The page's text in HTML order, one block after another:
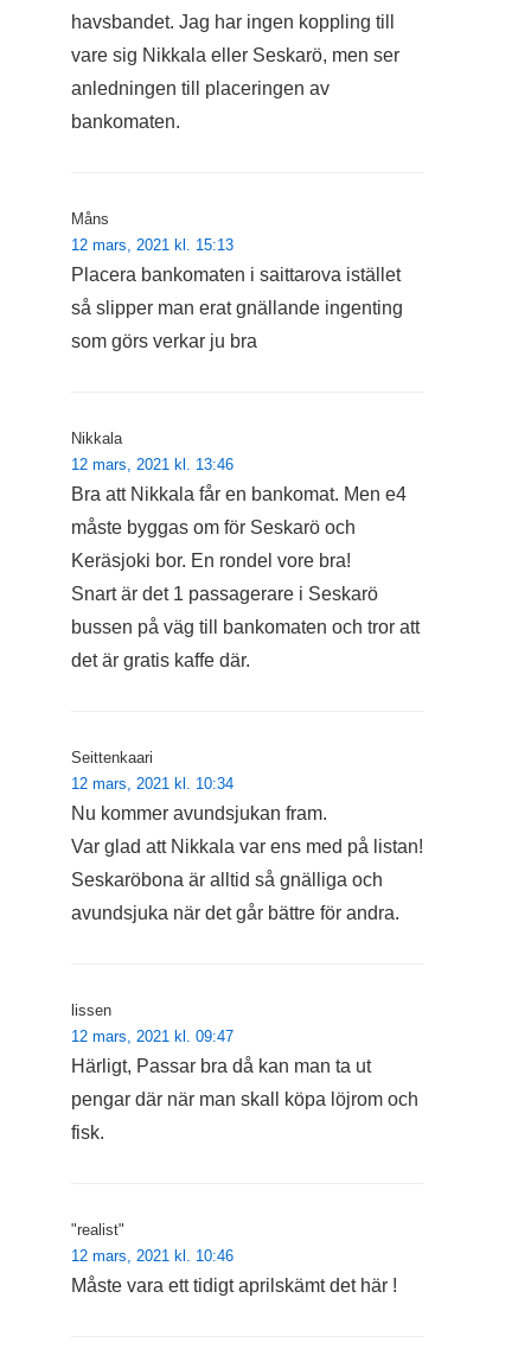
havsbandet. Jag har ingen koppling till
vare sig Nikkala eller Seskarö, men ser
anledningen till placeringen av
bankomaten.
Måns
12 mars, 2021 kl. 15:13
Placera bankomaten i saittarova istället
så slipper man erat gnällande ingenting
som görs verkar ju bra
Nikkala
12 mars, 2021 kl. 13:46
Bra att Nikkala får en bankomat. Men e4
måste byggas om för Seskarö och
Keräsjoki bor. En rondel vore bra!
Snart är det 1 passagerare i Seskarö
bussen på väg till bankomaten och tror att
det är gratis kaffe där.
Seittenkaari
12 mars, 2021 kl. 10:34
Nu kommer avundsjukan fram.
Var glad att Nikkala var ens med på listan!
Seskaröbona är alltid så gnälliga och
avundsjuka när det går bättre för andra.
lissen
12 mars, 2021 kl. 09:47
Härligt, Passar bra då kan man ta ut
pengar där när man skall köpa löjrom och
fisk.
"realist"
12 mars, 2021 kl. 10:46
Måste vara ett tidigt aprilskämt det här !